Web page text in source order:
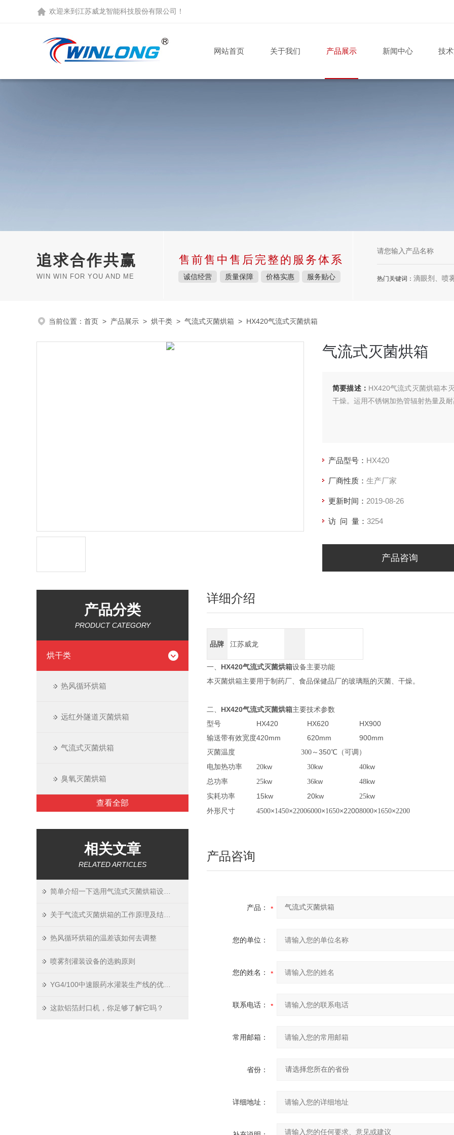
欢迎来到 江苏威龙智能科技股份有限公司 ！
网站首页 关于我们 产品展示 新闻中心 技
追求合作共赢
WIN WIN FOR YOU AND ME
售前售中售后完整的服务体系
诚信经营 质量保障 价格实惠 服务贴心 热门关键词： 滴眼剂、喷雾剂
当前位置： 首页 > 产品展示 > 烘干类 > 气流式灭菌烘箱 > HX420气流式灭菌烘箱
气流式灭菌烘箱
简要描述： HX420气流式灭菌烘箱本
干燥。运用不锈钢加热管辐射热量及
产品型号： HX420
厂商性质： 生产厂家
更新时间： 2019-08-26
访 问 量： 3254
产品咨询
产品分类
PRODUCT CATEGORY
烘干类
热风循环烘箱
远红外隧道灭菌烘箱
气流式灭菌烘箱
臭氧灭菌烘箱
查看全部
相关文章
RELATED ARTICLES
热风循环烘箱的温差该如何去调整
喷雾剂灌装设备的选购原则
这款铝箔封口机，你足够了解它吗？
详细介绍
品牌 江苏威龙
一、 HX420气流式灭菌烘箱设备主要功能
本灭菌烘箱主要用于制药厂、食品保健品厂的玻璃瓶的灭菌、干燥。
二、 HX420气流式灭菌烘箱主要技术参数
型号
HX420 HX620
HX900
输送带有效宽度420mm 620mm
900mm
灭菌温度
300～350℃（可调 ）
电加热功率
20kw 30kw 40kw
总功率
25kw 36kw 48kw
实耗功率
15kw 20kw 25kw
外形尺寸
4500×1450×22006000×1650×22008000×1650×2200
产品咨询
产品：
您的单位：
您的姓名：
联系电话：
常用邮箱：
省份：
详细地址：